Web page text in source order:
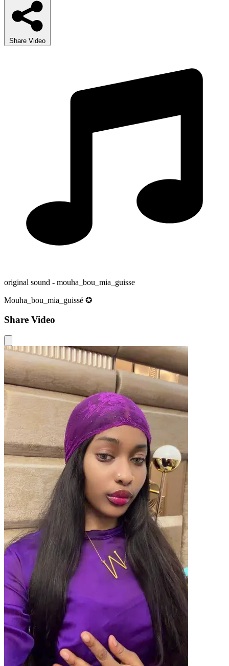
Share Video
original sound - mouha_bou_mia_guisse
Mouha_bou_mia_guissé ✪
Share Video